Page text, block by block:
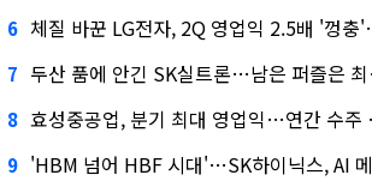
6 체질 바꾼 LG전자, 2Q 영업익 2.5배 '껑충'…1천억 자사주 태운다
7 두산 품에 안긴 SK실트론…남은 퍼즐은 최태원 지분 29.4%
8 효성중공업, 분기 최대 영업익…연간 수주 목표 12조로
9 'HBM 넘어 HBF 시대'…SK하이닉스, AI 메모리 표준 선점 나섰다